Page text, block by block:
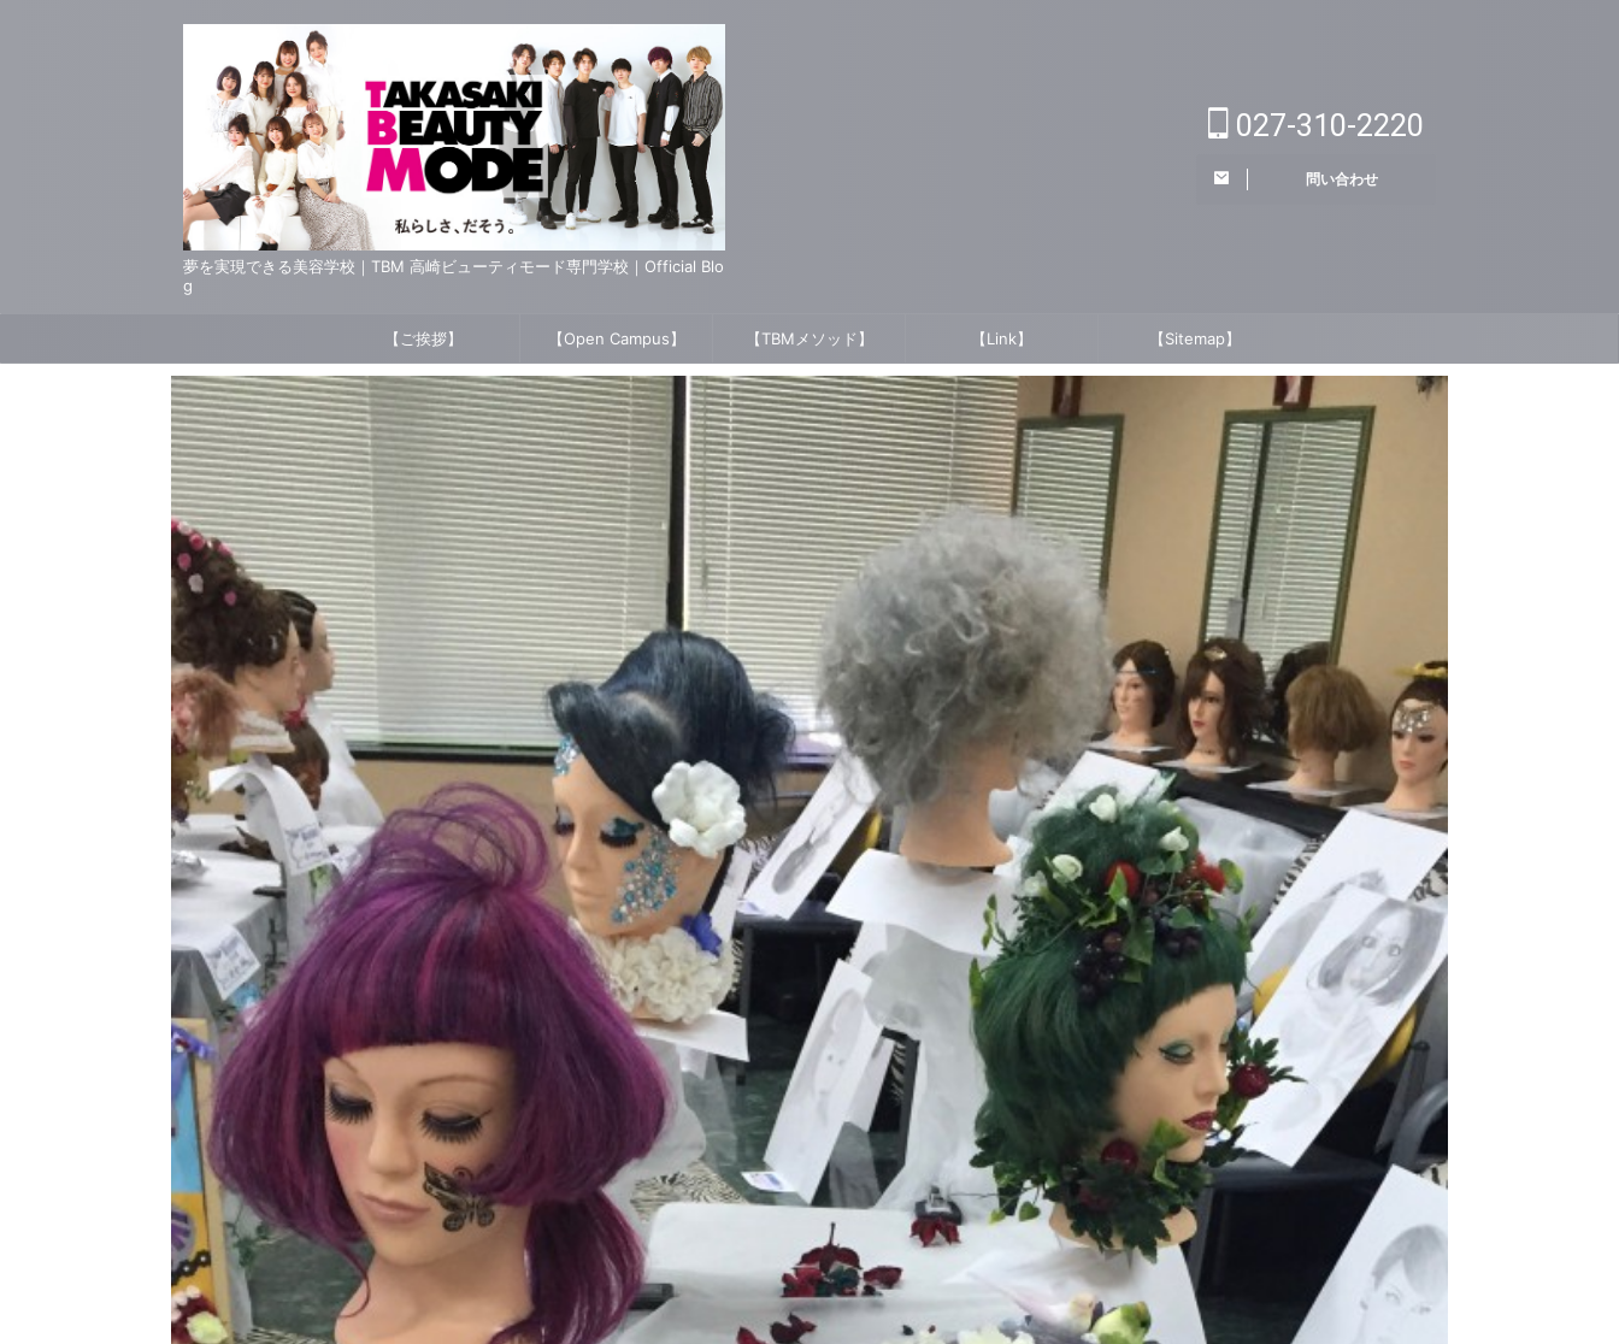
夢を実現できる美容学校｜TBM 高崎ビューティモード専門学校｜Official Blo
g
027-310-2220
問い合わせ
【ご挨拶】 【Open Campus】 【TBMメソッド】 【Link】 【Sitemap】